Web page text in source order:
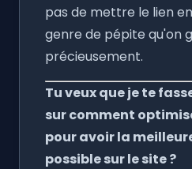
pas de mettre le lien
genre de pépite qu'on
précieusement.
Tu veux que je te
sur comment
pour avoir la
possible sur le site ?